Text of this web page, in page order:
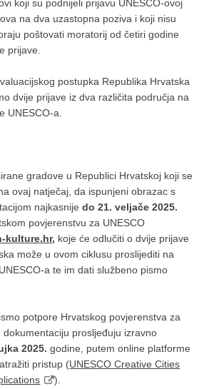
koji su podnijeli prijavu UNESCO-ovoj
na dva uzastopna poziva i koji nisu
poštovati moratorij od četiri godine
prijave.
postupka Republika Hrvatska
dvije prijave iz dva različita područja na
UNESCO-a.
gradove u Republici Hrvatskoj koji se
ovaj natječaj, da ispunjeni obrazac s
najkasnijedo 21. veljače 2025.
povjerenstvu za UNESCO
kulture.hr, koje će odlučiti o dvije prijave
može u ovom ciklusu proslijediti na
a te im dati službeno pismo
potpore Hrvatskog povjerenstva za
dokumentaciju prosljeđuju izravno
2025.godine, putem online platforme
pristup (UNESCO Creative Cities
).